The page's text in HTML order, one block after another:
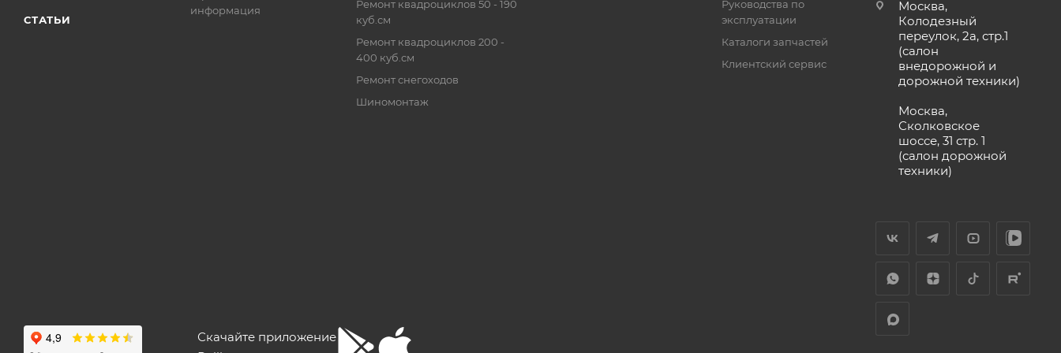
СТАТЬИ
информация
Ремонт квадроциклов 50 - 190
куб.см
Ремонт квадроциклов 200 -
400 куб.см
Ремонт снегоходов
Шиномонтаж
Руководства по
эксплуатации
Каталоги запчастей
Клиентский сервис
Москва,
Колодезный
переулок, 2а, стр.1
(салон
внедорожной и
дорожной техники)
Москва,
Сколковское
шоссе, 31 стр. 1
(салон дорожной
техники)
Скачайте приложение